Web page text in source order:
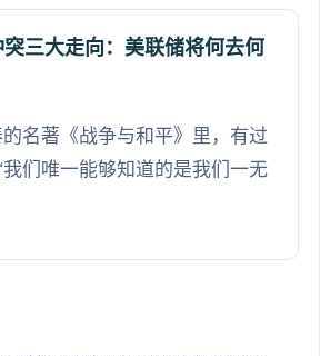
三大走向：美联储将何去何
名著《战争与和平》里，有过
们唯一能够知道的是我们一无